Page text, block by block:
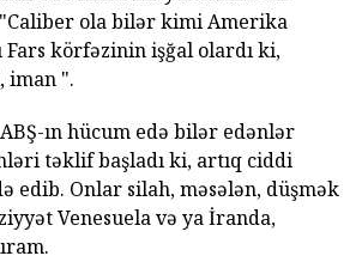
ola bilər kimi Amerika
Fars körfəzinin işğal olardı ki,
iman ".
ın hücum edə bilər edənlər
təklif başladı ki, artıq ciddi
edib. Onlar silah, məsələn, düşmək
Venesuela və ya İranda,